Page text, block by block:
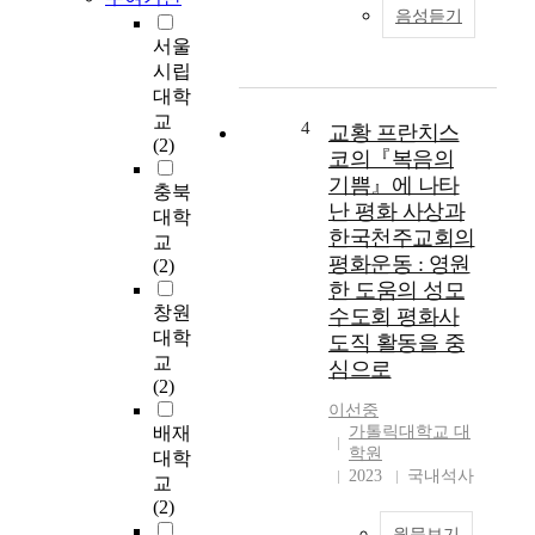
서울
시립
대학
교
(2)
충북
대학
교
(2)
창원
대학
교
(2)
배재
대학
교
(2)
음성듣기
4
교황 프란치스
코의『복음의
기쁨』에 나타
난 평화 사상과
한국천주교회의
평화운동 : 영원
한 도움의 성모
수도회 평화사
도직 활동을 중
심으로
이선중
가톨릭대학교 대
학원
2023
국내석사